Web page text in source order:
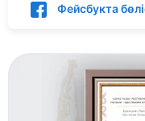
Фейсбукта